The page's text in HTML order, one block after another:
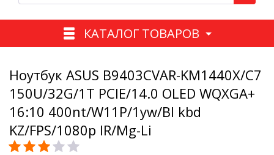
КАТАЛОГ ТОВАРОВ
Ноутбук ASUS B9403CVAR-KM1440X/C7
150U/32G/1T PCIE/14.0 OLED WQXGA+
16:10 400nt/W11P/1yw/Bl kbd
KZ/FPS/1080p IR/Mg-Li